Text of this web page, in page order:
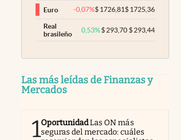
Euro -0,07%$1726,81$1725,36
Real
brasileño
0,53% $293,70 $293,44
Las más leídas de Finanzas y
Mercados
1OportunidadLas ON más
seguras del mercado: cuáles